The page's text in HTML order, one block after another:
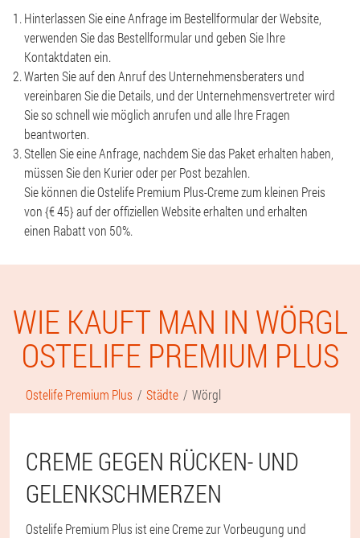
Hinterlassen Sie eine Anfrage im Bestellformular der Website,
verwenden Sie das Bestellformular und geben Sie Ihre
Kontaktdaten ein.
Warten Sie auf den Anruf des Unternehmensberaters und
vereinbaren Sie die Details, und der Unternehmensvertreter wird
Sie so schnell wie möglich anrufen und alle Ihre Fragen
beantworten.
Stellen Sie eine Anfrage, nachdem Sie das Paket erhalten haben,
müssen Sie den Kurier oder per Post bezahlen.
Sie können die Ostelife Premium Plus-Creme zum kleinen Preis
von {€ 45} auf der offiziellen Website erhalten und erhalten
einen Rabatt von 50%.
WIE KAUFT MAN IN WÖRGL
OSTELIFE PREMIUM PLUS
Ostelife Premium Plus Städte Wörgl
CREME GEGEN RÜCKEN- UND
GELENKSCHMERZEN
Ostelife Premium Plus ist eine Creme zur Vorbeugung und